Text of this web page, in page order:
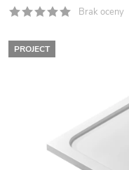
Brak oceny
PROJECT